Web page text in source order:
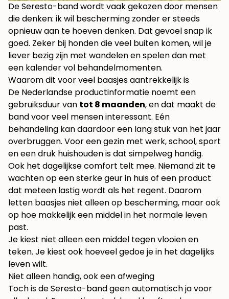
De Seresto-band wordt vaak gekozen door mensen
die denken: ik wil bescherming zonder er steeds
opnieuw aan te hoeven denken. Dat gevoel snap ik
goed. Zeker bij honden die veel buiten komen, wil je
liever bezig zijn met wandelen en spelen dan met
een kalender vol behandelmomenten.
Waarom dit voor veel baasjes aantrekkelijk is
De Nederlandse productinformatie noemt een
gebruiksduur van tot 8 maanden, en dat maakt de
band voor veel mensen interessant. Eén
behandeling kan daardoor een lang stuk van het jaar
overbruggen. Voor een gezin met werk, school, sport
en een druk huishouden is dat simpelweg handig.
Ook het dagelijkse comfort telt mee. Niemand zit te
wachten op een sterke geur in huis of een product
dat meteen lastig wordt als het regent. Daarom
letten baasjes niet alleen op bescherming, maar ook
op hoe makkelijk een middel in het normale leven
past.
Je kiest niet alleen een middel tegen vlooien en
teken. Je kiest ook hoeveel gedoe je in het dagelijks
leven wilt.
Niet alleen handig, ook een afweging
Toch is de Seresto-band geen automatisch ja voor